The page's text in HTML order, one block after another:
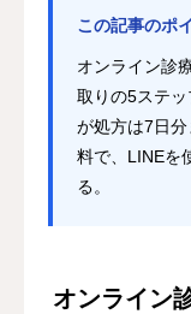
この記事のポ
オンライン診
取りの5ステ
が処方は7日
料で、LINEを
る。
オンライン